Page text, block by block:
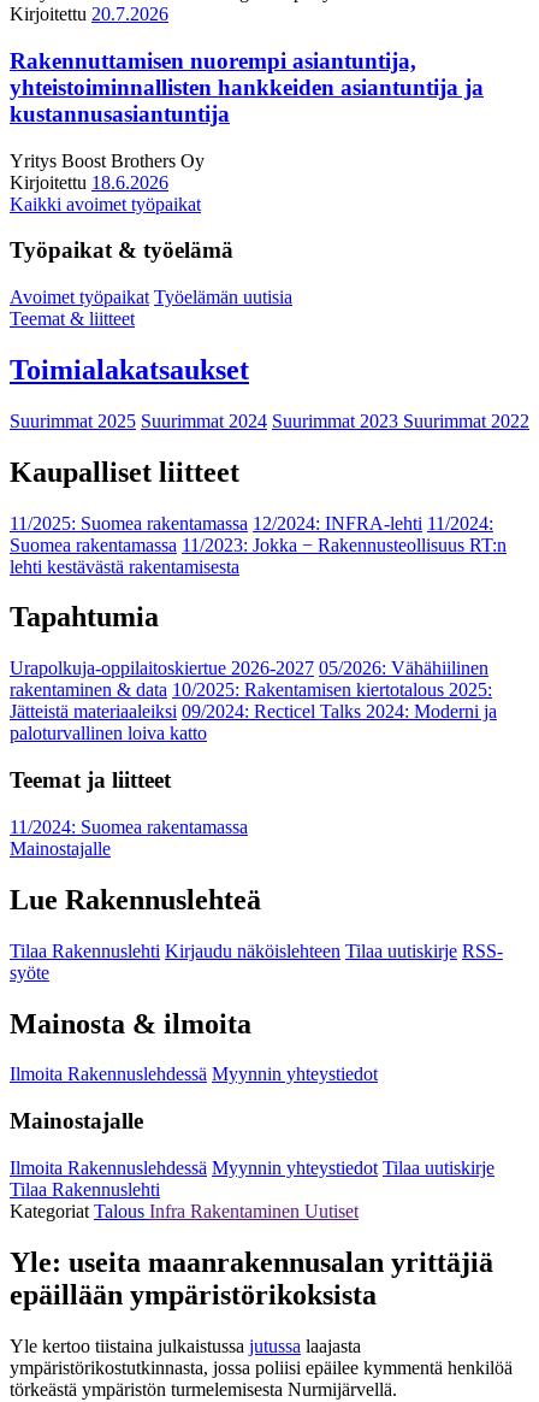
Kirjoitettu 20.7.2026
Rakennuttamisen nuorempi asiantuntija,
yhteistoiminnallisten hankkeiden asiantuntija ja
kustannusasiantuntija
Yritys Boost Brothers Oy
Kirjoitettu 18.6.2026
Kaikki avoimet työpaikat
Työpaikat & työelämä
Avoimet työpaikat Työelämän uutisia
Teemat & liitteet
Toimialakatsaukset
Suurimmat 2025 Suurimmat 2024 Suurimmat 2023 Suurimmat 2022
Kaupalliset liitteet
11/2025: Suomea rakentamassa 12/2024: INFRA-lehti 11/2024:
Suomea rakentamassa 11/2023: Jokka − Rakennusteollisuus RT:n
lehti kestävästä rakentamisesta
Tapahtumia
Urapolkuja-oppilaitoskiertue 2026-2027 05/2026: Vähähiilinen
rakentaminen & data 10/2025: Rakentamisen kiertotalous 2025:
Jätteistä materiaaleiksi 09/2024: Recticel Talks 2024: Moderni ja
paloturvallinen loiva katto
Teemat ja liitteet
11/2024: Suomea rakentamassa
Mainostajalle
Lue Rakennuslehteä
Tilaa Rakennuslehti Kirjaudu näköislehteen Tilaa uutiskirje RSS-
syöte
Mainosta & ilmoita
Ilmoita Rakennuslehdessä Myynnin yhteystiedot
Mainostajalle
Ilmoita Rakennuslehdessä Myynnin yhteystiedot Tilaa uutiskirje
Tilaa Rakennuslehti
Kategoriat Talous Infra Rakentaminen Uutiset
Yle: useita maanrakennusalan yrittäjiä
epäillään ympäristörikoksista
Yle kertoo tiistaina julkaistussa jutussa laajasta
ympäristörikostutkinnasta, jossa poliisi epäilee kymmentä henkilöä
törkeästä ympäristön turmelemisesta Nurmijärvellä.